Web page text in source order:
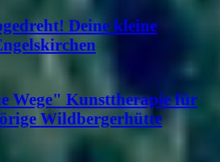
Deine kleine
Wege" Kunsttherapie für
Wildbergerhütte